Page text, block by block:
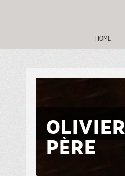
HOME
OLIVIER
PÈRE